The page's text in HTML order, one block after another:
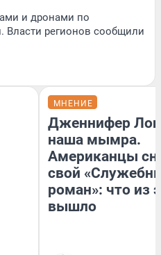
и дронами по
Власти регионов сообщили
МНЕНИЕ
Дженнифер
наша мымра.
Американцы
свой
роман»: что из
вышло